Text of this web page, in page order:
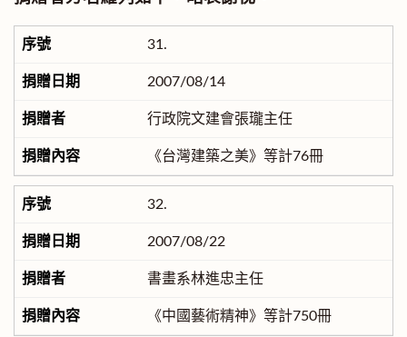
31.
2007/08/14
行政院文建會張瓏主任
《台灣建築之美》等計76冊
32.
2007/08/22
書畫系林進忠主任
《中國藝術精神》等計750冊